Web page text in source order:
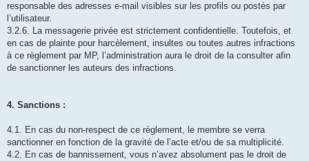
responsable des adresses e-mail visibles sur les profils ou postés par
l’utilisateur.
3.2.6. La messagerie privée est strictement confidentielle. Toutefois, et
en cas de plainte pour harcèlement, insultes ou toutes autres infractions
à ce règlement par MP, l’administration aura le droit de la consulter afin
de sanctionner les auteurs des infractions.
4. Sanctions :
4.1. En cas du non-respect de ce règlement, le membre se verra
sanctionner en fonction de la gravité de l’acte et/ou de sa multiplicité.
4.2. En cas de bannissement, vous n’avez absolument pas le droit de